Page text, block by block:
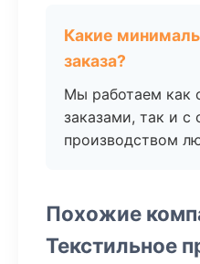
Какие
заказа?
Мы работаем как
заказами, так и с
производством
Похожие
Текстильное